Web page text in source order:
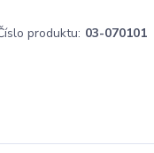
produktu: 03-070101